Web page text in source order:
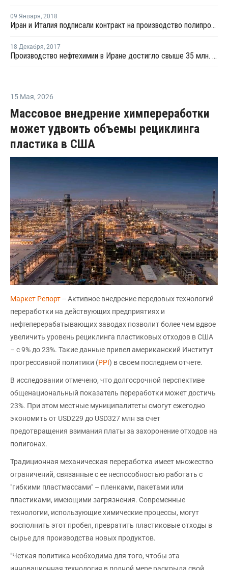
09 Января, 2018
Иран и Италия подписали контракт на производство полипропилена
18 Декабря, 2017
Производство нефтехимии в Иране достигло свыше 35 млн. тонн за восемь месяцев
15 Мая, 2026
Массовое внедрение химпереработки
может удвоить объемы рециклинга
пластика в США
Маркет Репорт-- Активное внедрение передовых технологий
переработки на действующих предприятиях и
нефтеперерабатывающих заводах позволит более чем вдвое
увеличить уровень рециклинга пластиковых отходов в США
– с 9% до 23%. Такие данные привел американский Институт
прогрессивной политики (PPI) в своем последнем отчете.
В исследовании отмечено, что долгосрочной перспективе
общенациональный показатель переработки может достичь
23%. При этом местные муниципалитеты смогут ежегодно
экономить от USD229 до USD327 млн за счет
предотвращения взимания платы за захоронение отходов на
полигонах.
Традиционная механическая переработка имеет множество
ограничений, связанные с ее неспособностью работать с
"гибкими пластмассами" – пленками, пакетами или
пластиками, имеющими загрязнения. Современные
технологии, использующие химические процессы, могут
восполнить этот пробел, превратить пластиковые отходы в
сырье для производства новых продуктов.
"Четкая политика необходима для того, чтобы эта
инновационная технология в полной мере раскрыла свой